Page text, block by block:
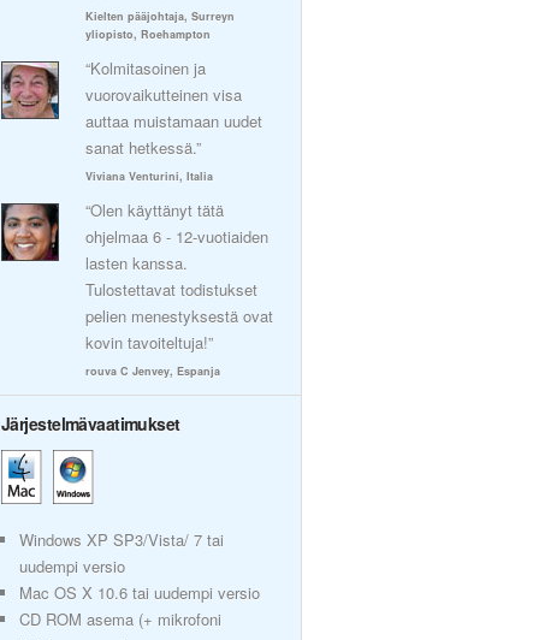
Kielten pääjohtaja, Surreyn
yliopisto, Roehampton
“Kolmitasoinen ja
vuorovaikutteinen visa
auttaa muistamaan uudet
sanat hetkessä.”
Viviana Venturini, Italia
“Olen käyttänyt tätä
ohjelmaa 6 - 12-vuotiaiden
lasten kanssa.
Tulostettavat todistukset
pelien menestyksestä ovat
kovin tavoiteltuja!”
rouva C Jenvey, Espanja
Järjestelmävaatimukset
Windows XP SP3/Vista/ 7 tai
uudempi versio
Mac OS X 10.6 tai uudempi versio
CD ROM asema (+ mikrofoni